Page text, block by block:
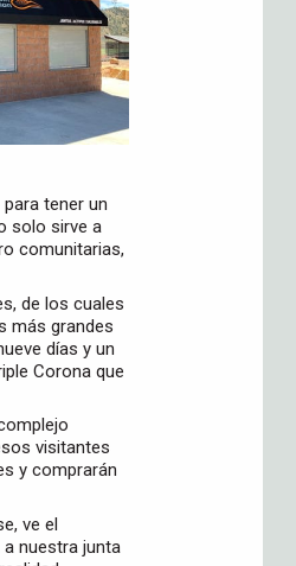
tener un
solo sirve a
comunitarias,
de los cuales
más grandes
días y un
Corona que
visitantes
y comprarán
ve el
nuestra junta